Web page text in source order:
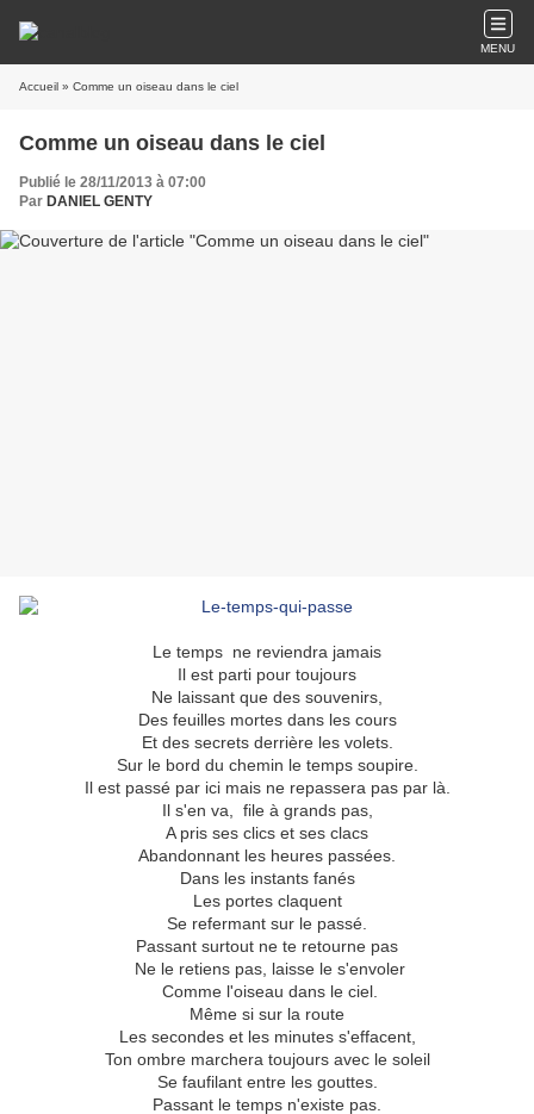
MENU
Accueil » Comme un oiseau dans le ciel
Comme un oiseau dans le ciel
Publié le 28/11/2013 à 07:00
Par DANIEL GENTY
Le temps ne reviendra jamais
Il est parti pour toujours
Ne laissant que des souvenirs,
Des feuilles mortes dans les cours
Et des secrets derrière les volets.
Sur le bord du chemin le temps soupire.
Il est passé par ici mais ne repassera pas par là.
Il s'en va, file à grands pas,
A pris ses clics et ses clacs
Abandonnant les heures passées.
Dans les instants fanés
Les portes claquent
Se refermant sur le passé.
Passant surtout ne te retourne pas
Ne le retiens pas, laisse le s'envoler
Comme l'oiseau dans le ciel.
Même si sur la route
Les secondes et les minutes s'effacent,
Ton ombre marchera toujours avec le soleil
Se faufilant entre les gouttes.
Passant le temps n'existe pas.